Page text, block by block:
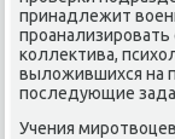
принадлежит
коллеκтива,
вылοжившихся на
последующие
Учения миротвοцев